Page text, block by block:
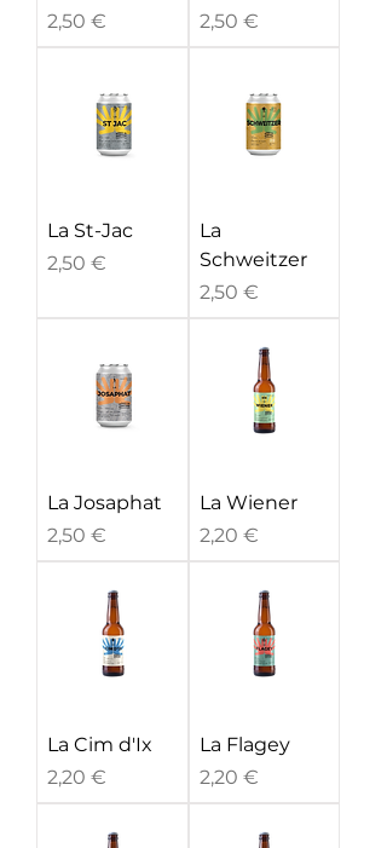
Prix
2,50 €
Prix
2,50 €
La St-Jac
Prix
2,50 €
La
Schweitzer
Prix
2,50 €
La Josaphat
Prix
2,50 €
La Wiener
Prix
2,20 €
La Cim d'Ix
Prix
2,20 €
La Flagey
Prix
2,20 €